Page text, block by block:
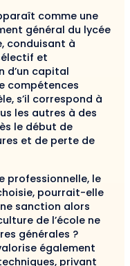
comme une
général du lycée
conduisant à
et
d’un capital
compétences
s’il correspond à
les autres à des
le début de
et de perte de
professionnelle, le
pourrait-elle
sanction alors
de l’école ne
générales ?
également
privant